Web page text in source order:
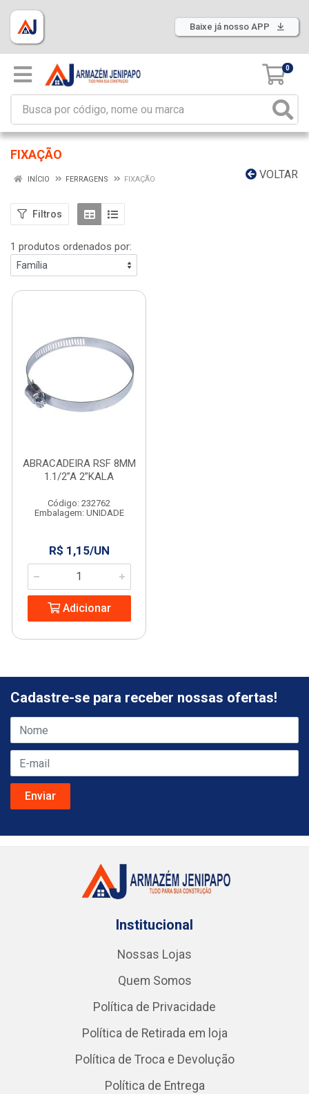
Baixe já nosso APP
0
FIXAÇÃO
VOLTAR
INÍCIO FERRAGENS FIXAÇÃO
Filtros
1 produtos ordenados por:
ABRACADEIRA RSF 8MM
1.1/2”A 2”KALA
Código: 232762
Embalagem: UNIDADE
R$ 1,15/UN
Adicionar
Cadastre-se para receber nossas ofertas!
Institucional
Nossas Lojas
Quem Somos
Política de Privacidade
Política de Retirada em loja
Política de Troca e Devolução
Política de Entrega